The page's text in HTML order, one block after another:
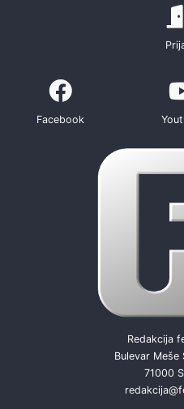
Facebook
Redakcija
Bulevar Meše
71000